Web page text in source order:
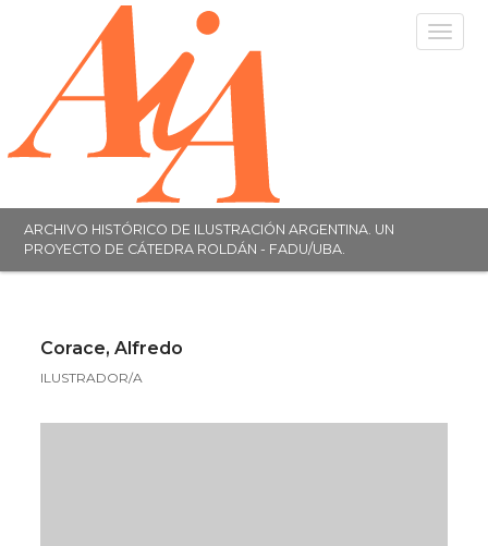
Toggle
ARCHIVO HISTÓRICO DE ILUSTRACIÓN ARGENTINA. UN
PROYECTO DE CÁTEDRA ROLDÁN - FADU/UBA.
Corace, Alfredo
ILUSTRADOR/A